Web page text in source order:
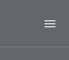
Menu